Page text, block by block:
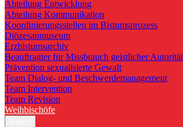
Abteilung Entwicklung
Abteilung Kommunikation
Koordinierungsstellen im Bistumsprozess
Diözesanmuseum
Erzbistumsarchiv
Beauftragter für Missbrauch geistlicher Autorität
Prävention sexualisierte Gewalt
Team Dialog- und Beschwerdemanagement
Team Intervention
Team Revision
Weihbischöfe